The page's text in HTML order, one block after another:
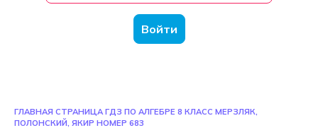
Войти
ГЛАВНАЯ СТРАНИЦА ГДЗ ПО АЛГЕБРЕ 8 КЛАСС МЕРЗЛЯК,
ПОЛОНСКИЙ, ЯКИР НОМЕР 683